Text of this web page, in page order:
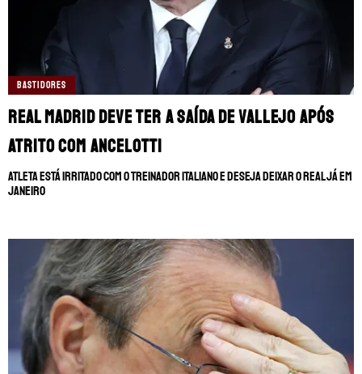
BASTIDORES
Real Madrid deve ter a saída de Vallejo após
atrito com Ancelotti
Atleta está irritado com o treinador italiano e deseja deixar o Real já em
janeiro